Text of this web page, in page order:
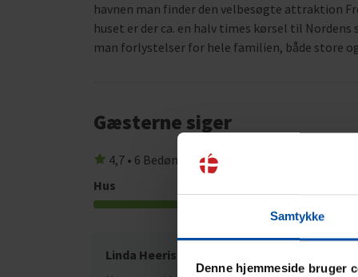
Samtykke
Denne hjemmeside bruger
havnen man finder den velbesøgte attraktion
huset er der ca. en halv times kørsel til
man forlystelser for hele familien, både store
Gæsterne siger
4,7 • 6 Bedømmelser
Hus
Linda Heeris